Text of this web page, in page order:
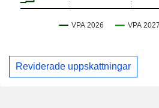
Reviderade uppskattningar